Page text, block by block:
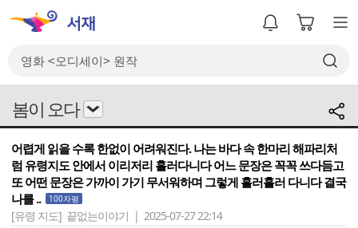
봄이 오다
어렵게 읽을 수록 한없이 어려워진다. 나는 바다 속 한마리 해파리처
럼 유령지도 안에서 이리저리 흘러다니다 어느 문장은 꼭꼭 쓰다듬고
또 어떤 문장은 가까이 가기 무서워하며 그렇게 흘러흘러 다니다 결국
나를 ..
100자평
[유령 지도] 끝없는이야기 | 2025-07-27 22:14